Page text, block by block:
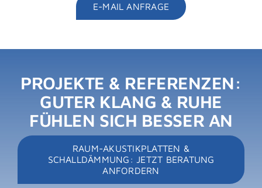
E-MAIL ANFRAGE
PROJEKTE & REFERENZEN:
GUTER KLANG & RUHE
FÜHLEN SICH BESSER AN
RAUM-AKUSTIKPLATTEN &
SCHALLDÄMMUNG: JETZT BERATUNG
ANFORDERN